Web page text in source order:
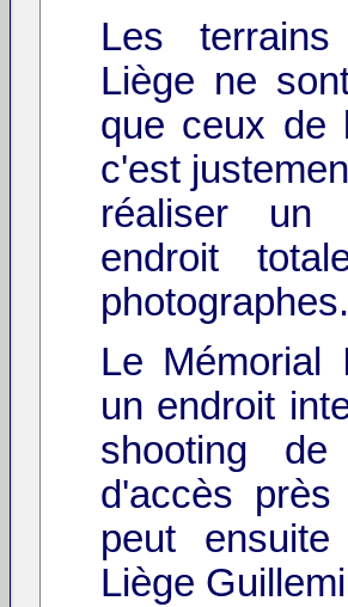
Les
Liège ne
que ceux de
c'est
réaliser un
endroit
photographes.
Le Mémorial
un endroit
shooting
d'accès
peut
Liège